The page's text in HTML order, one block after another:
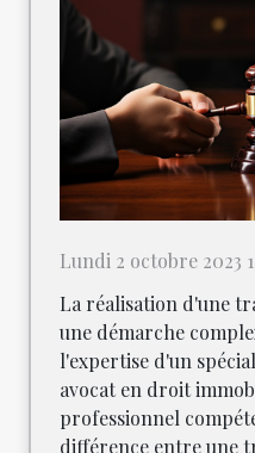
Lundi 2 octobre 2023
La réalisation d'une
une démarche
l'expertise d'un
avocat en droit
professionnel
différence entre une